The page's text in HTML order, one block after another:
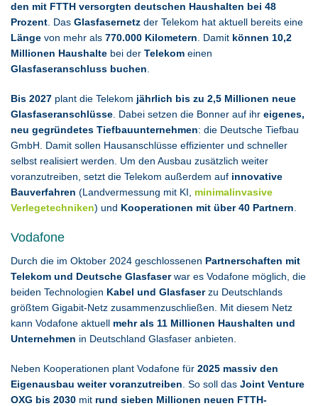
den mit FTTH versorgten deutschen Haushalten bei 48
Prozent . Das Glasfasernetz der Telekom hat aktuell bereits eine
Länge von mehr als 770.000 Kilometern . Damit können 10,2
Millionen Haushalte bei der Telekom einen
Glasfaseranschluss buchen
Bis 2027 plant die Telekom jährlich bis zu 2,5 Millionen neue
Glasfaseranschlüsse . Dabei setzen die Bonner auf ihr eigenes,
neu gegründetes Tiefbauunternehmen: die Deutsche Tiefbau
GmbH. Damit sollen Hausanschlüsse effizienter und schneller
selbst realisiert werden. Um den Ausbau zusätzlich weiter
voranzutreiben, setzt die Telekom außerdem auf innovative
Bauverfahren (Landvermessung mit KI, minimalinvasive
Verlegetechniken) und Kooperationen mit über 40 Partnern
Vodafone
Durch die im Oktober 2024 geschlossenen Partnerschaften mit
Telekom und Deutsche Glasfaserwar es Vodafone möglich, die
beiden Technologien Kabel und Glasfaserzu Deutschlands
größtem Gigabit-Netz zusammenzuschließen. Mit diesem Netz
kann Vodafone aktuell mehr als 11 Millionen Haushalten und
Unternehmen in Deutschland Glasfaser anbieten.
Neben Kooperationen plant Vodafone für 2025 massiv den
Eigenausbau weiter voranzutreiben . So soll das Joint Venture
OXG bis 2030 mit rund sieben Millionen neuen FTTH-